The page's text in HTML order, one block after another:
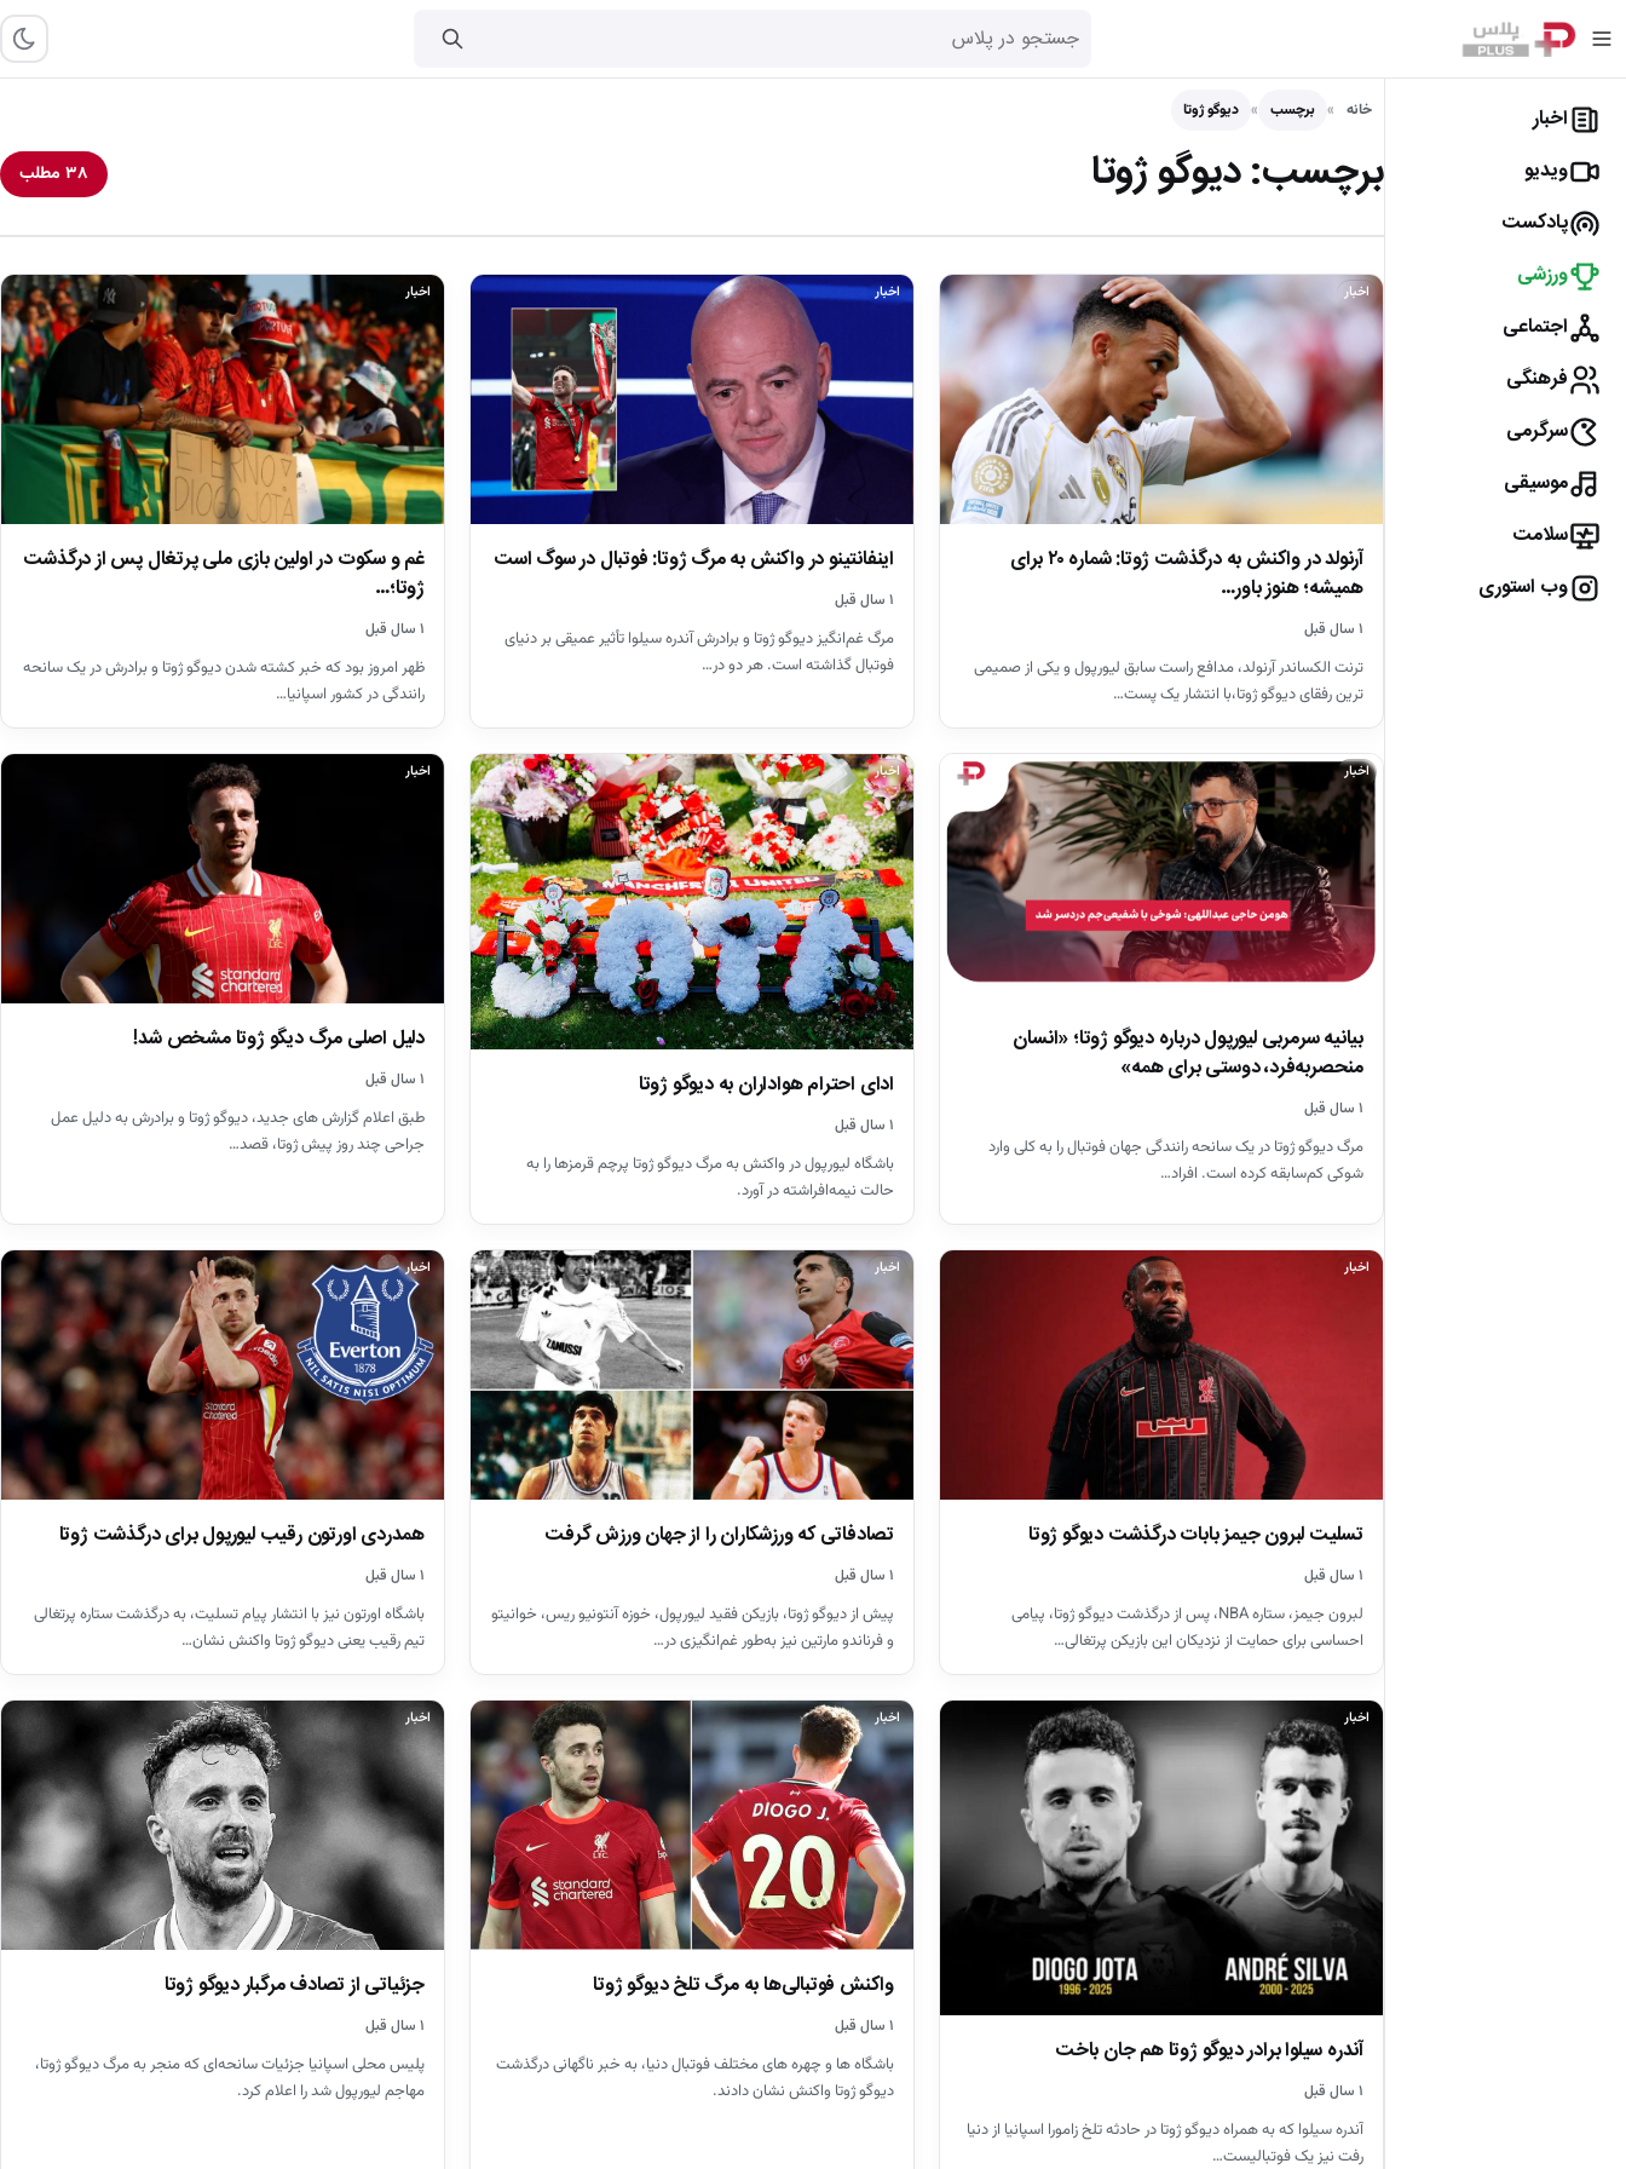
اخبار
ویدیو
پادکست
ورزشی
اجتماعی
فرهنگی
سرگرمی
موسیقی
سلامت
وب استوری
خانه برچسب دیوگو ژوتا
برچسب:دیوگو ژوتا ۳۸ مطلب
اخبار
آرنولد در واکنش به درگذشت ژوتا: شماره ۲۰ برای
همیشه؛ هنوز باور…
۱ سال قبل
ترنت الکساندر آرنولد، مدافع راست سابق لیورپول و یکی از صمیمی
ترین رفقای دیوگو ژوتا،‌با انتشار یک پست…
اخبار
اینفانتینو در واکنش به مرگ ژوتا: فوتبال در سوگ است
۱ سال قبل
مرگ غم‌انگیز دیوگو ژوتا و برادرش آندره سیلوا تأثیر عمیقی بر دنیای
فوتبال گذاشته است. هر دو در…
اخبار
غم و سکوت در اولین بازی ملی پرتغال پس از درگذشت
ژوتا؛…
۱ سال قبل
ظهر امروز بود که خبر کشته شدن دیوگو ژوتا و برادرش در یک سانحه
رانندگی در کشور اسپانیا…
اخبار
بیانیه سرمربی لیورپول درباره دیوگو ژوتا؛ «انسان
منحصربه‌فرد، دوستی برای همه»
۱ سال قبل
مرگ دیوگو ژوتا در یک سانحه رانندگی جهان فوتبال را به کلی وارد
شوکی کم‌سابقه کرده است. افراد…
اخبار
ادای احترام هواداران به دیوگو ژوتا
۱ سال قبل
باشگاه لیورپول در واکنش به مرگ دیوگو ژوتا پرچم قرمزها را به
حالت نیمه‌افراشته در آورد.
اخبار
دلیل اصلی مرگ دیگو ژوتا مشخص شد!
۱ سال قبل
طبق اعلام گزارش های جدید، دیوگو ژوتا و برادرش به دلیل عمل
جراحی چند روز پیش ژوتا، قصد…
اخبار
تسلیت لبرون جیمز بابات درگذشت دیوگو ژوتا
۱ سال قبل
لبرون جیمز، ستاره NBA، پس از درگذشت دیوگو ژوتا، پیامی
احساسی برای حمایت از نزدیکان این بازیکن پرتغالی…
اخبار
تصادفاتی که ورزشکاران را از جهان ورزش گرفت
۱ سال قبل
پیش از دیوگو ژوتا، بازیکن فقید لیورپول، خوزه آنتونیو ریس، خوانیتو
و فرناندو مارتین نیز به‌طور غم‌انگیزی در…
اخبار
همدردی اورتون رقیب لیورپول برای درگذشت ژوتا
۱ سال قبل
باشگاه اورتون نیز با انتشار پیام تسلیت، به درگذشت ستاره پرتغالی
تیم رقیب یعنی دیوگو ژوتا واکنش نشان…
اخبار
آندره سیلوا برادر دیوگو ژوتا هم جان باخت
۱ سال قبل
آندره سیلوا که به همراه دیوگو ژوتا در حادثه تلخ زامورا اسپانیا از دنیا
رفت نیز یک فوتبالیست…
اخبار
واکنش‌ فوتبالی‌ها به مرگ تلخ دیوگو ژوتا
۱ سال قبل
باشگاه ها و چهره های مختلف فوتبال دنیا، به خبر ناگهانی درگذشت
دیوگو ژوتا واکنش نشان دادند.
اخبار
جزئیاتی از تصادف مرگبار دیوگو ژوتا
۱ سال قبل
پلیس محلی اسپانیا جزئیات سانحه‌ای که منجر به مرگ دیوگو ژوتا،
مهاجم لیورپول‌ شد را اعلام کرد.